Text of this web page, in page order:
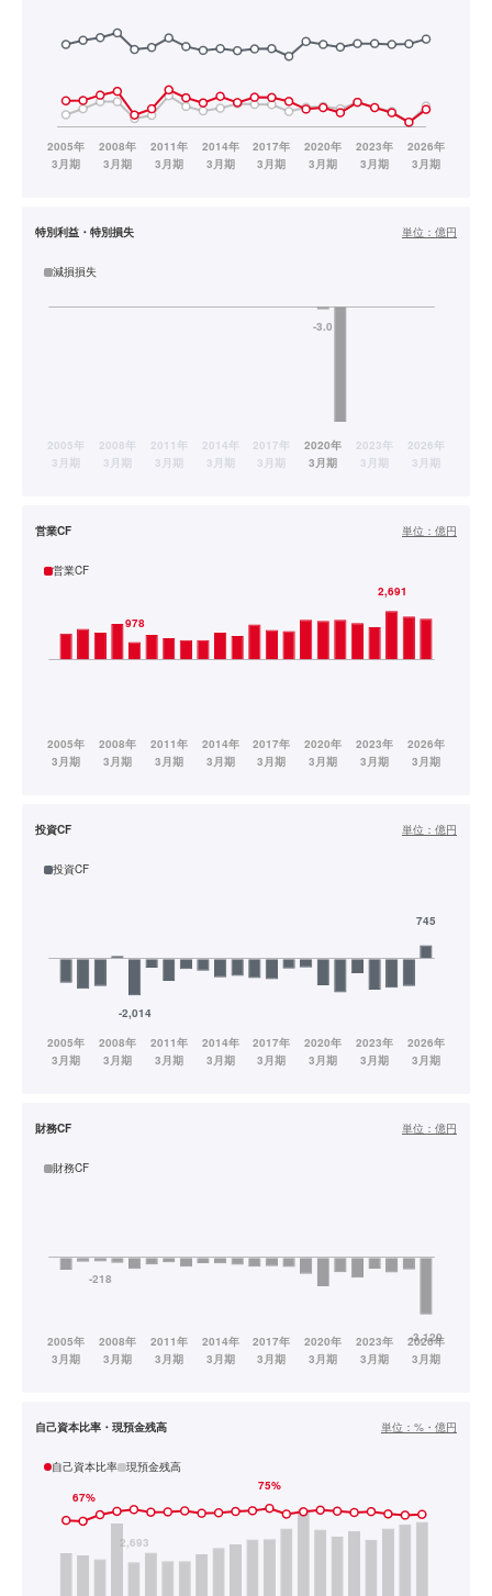
特別利益・特別損失 単位： 億円
減損損失
営業CF 単位： 億円
営業CF
投資CF 単位： 億円
投資CF
財務CF 単位： 億円
財務CF
自己資本比率・現預金残高 単位： %・億円
自己資本比率 現預金残高